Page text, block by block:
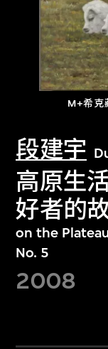
M+希克
段建宇
高原生
好者的
on the
No. 5
2008
探索世界
文化藏品。